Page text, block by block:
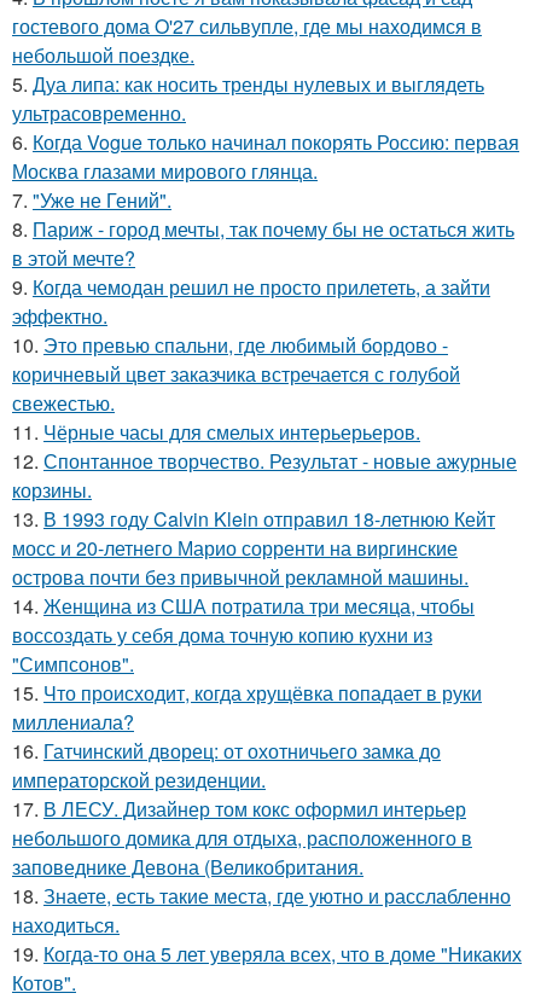
гостевого дома O'27 сильвупле, где мы находимся в
небольшой поездке.
5. Дуа липа: как носить тренды нулевых и выглядеть
ультрасовременно.
6. Когда Vogue только начинал покорять Россию: первая
Москва глазами мирового глянца.
7. "Уже не Гений".
8. Париж - город мечты, так почему бы не остаться жить
в этой мечте?
9. Когда чемодан решил не просто прилететь, а зайти
эффектно.
10. Это превью спальни, где любимый бордово -
коричневый цвет заказчика встречается с голубой
свежестью.
11. Чёрные часы для смелых интерьерьеров.
12. Спонтанное творчество. Результат - новые ажурные
корзины.
13. В 1993 году Calvin Klein отправил 18-летнюю Кейт
мосс и 20-летнего Марио сорренти на виргинские
острова почти без привычной рекламной машины.
14. Женщина из США потратила три месяца, чтобы
воссоздать у себя дома точную копию кухни из
"Симпсонов".
15. Что происходит, когда хрущёвка попадает в руки
миллениала?
16. Гатчинский дворец: от охотничьего замка до
императорской резиденции.
17. В ЛЕСУ. Дизайнер том кокс оформил интерьер
небольшого домика для отдыха, расположенного в
заповеднике Девона (Великобритания.
18. Знаете, есть такие места, где уютно и расслабленно
находиться.
19. Когда-то она 5 лет уверяла всех, что в доме "Никаких
Котов".